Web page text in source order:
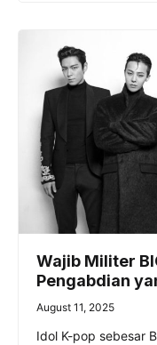
Wajib Militer
Pengabdian
August 11, 2025
Idol K-pop sebesar